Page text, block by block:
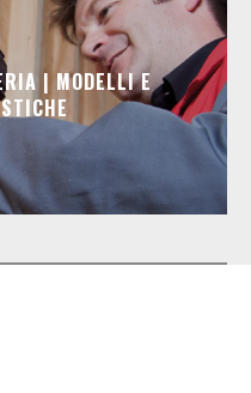
| MODELLI E